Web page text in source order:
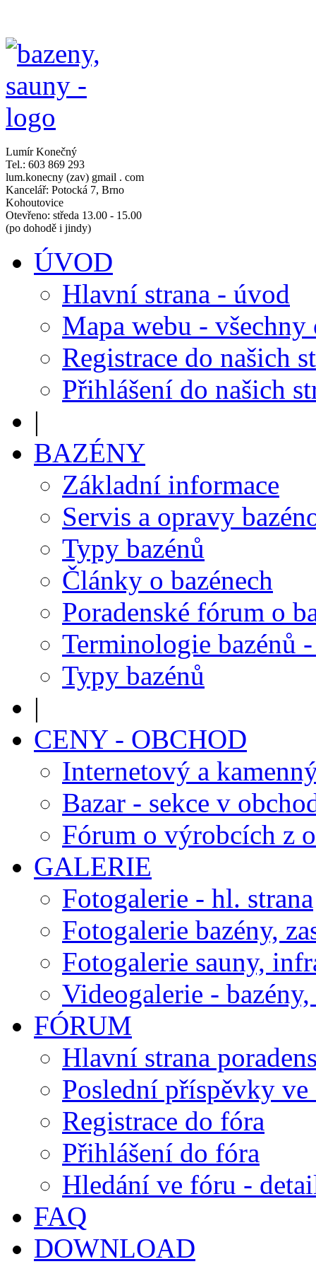
Lumír Konečný
Tel.: 603 869 293
lum.konecny (zav) gmail . com
Kancelář: Potocká 7, Brno
Kohoutovice
Otevřeno: středa 13.00 - 15.00
(po dohodě i jindy)
ÚVOD
Hlavní strana - úvod
Mapa webu - všechny
Registrace do našich
Přihlášení do našich
|
BAZÉNY
Základní informace
Servis a opravy
Typy bazénů
Články o bazénech
Poradenské fórum o
Terminologie bazénů
Typy bazénů
|
CENY - OBCHOD
Internetový a
Bazar - sekce v
Fórum o výrobcích z
GALERIE
Fotogalerie - hl. strana
Fotogalerie bazény,
Fotogalerie sauny,
Videogalerie - bazény,
FÓRUM
Hlavní strana
Poslední příspěvky
Registrace do fóra
Přihlášení do fóra
Hledání ve fóru -
FAQ
DOWNLOAD